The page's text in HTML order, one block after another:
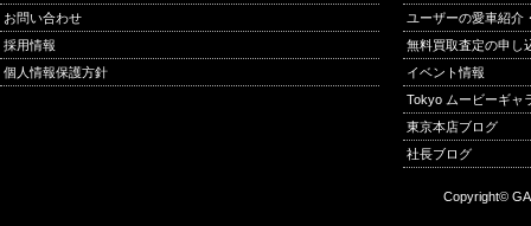
お問い合わせ
採用情報
個人情報保護方針
ユーザーの愛車紹介
無料買取査定の申し
イベント情報
Tokyo ムービーギャ
東京本店ブログ
社長ブログ
Copyright©